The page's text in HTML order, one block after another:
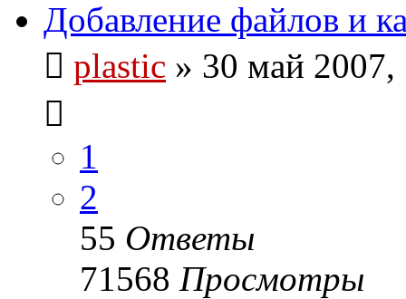
Добавление файлов и
plastic » 30 май 2007,
1
2
55 Ответы
71568 Просмотры